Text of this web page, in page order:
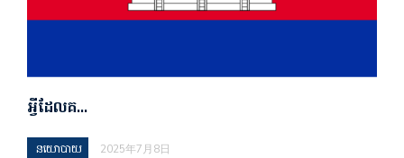
អ្វីដែលគ…
នយោបាយ 2025年7月8日